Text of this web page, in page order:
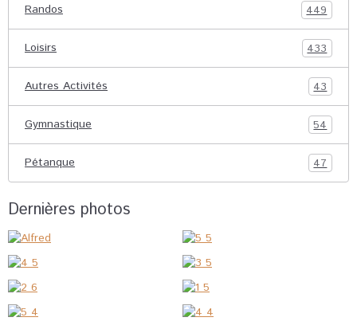
Randos 449
Loisirs 433
Autres Activités 43
Gymnastique 54
Pétanque 47
Dernières photos